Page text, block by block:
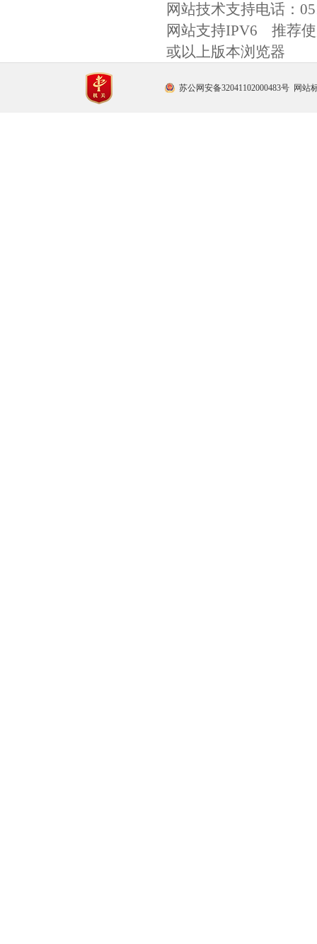
网站技术支持电话：
网站支持IPV6 推荐使
或以上版本浏览器
苏公网安备32041102000483号 网站